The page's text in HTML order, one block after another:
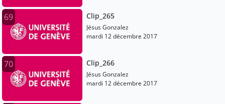
69 Clip_265
Jésus Gonzalez
mardi 12 décembre 2017
70 Clip_266
Jésus Gonzalez
mardi 12 décembre 2017